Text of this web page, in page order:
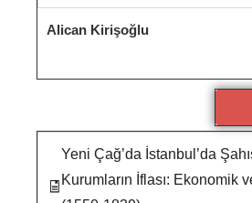
Alican Kirişoğlu
Yeni Çağ’da İstanbul’da
Kurumların İflası: Ekonomik